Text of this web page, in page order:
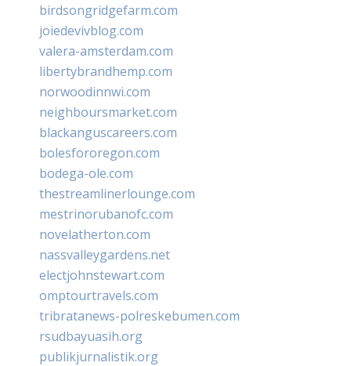
birdsongridgefarm.com
joiedevivblog.com
valera-amsterdam.com
libertybrandhemp.com
norwoodinnwi.com
neighboursmarket.com
blackanguscareers.com
bolesfororegon.com
bodega-ole.com
thestreamlinerlounge.com
mestrinorubanofc.com
novelatherton.com
nassvalleygardens.net
electjohnstewart.com
omptourtravels.com
tribratanews-polreskebumen.com
rsudbayuasih.org
publikjurnalistik.org